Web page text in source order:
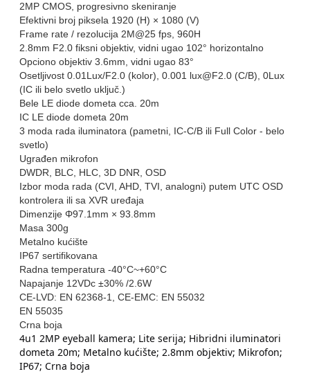
2MP CMOS, progresivno skeniranje
Efektivni broj piksela 1920 (H) × 1080 (V)
Frame rate / rezolucija 2M@25 fps, 960H
2.8mm F2.0 fiksni objektiv, vidni ugao 102° horizontalno
Opciono objektiv 3.6mm, vidni ugao 83°
Osetljivost 0.01Lux/F2.0 (kolor), 0.001 lux@F2.0 (C/B), 0Lux
(IC ili belo svetlo uključ.)
Bele LE diode dometa cca. 20m
IC LE diode dometa 20m
3 moda rada iluminatora (pametni, IC-C/B ili Full Color - belo
svetlo)
Ugrađen mikrofon
DWDR, BLC, HLC, 3D DNR, OSD
Izbor moda rada (CVI, AHD, TVI, analogni) putem UTC OSD
kontrolera ili sa XVR uređaja
Dimenzije Φ97.1mm × 93.8mm
Masa 300g
Metalno kućište
IP67 sertifikovana
Radna temperatura -40°C~+60°C
Napajanje 12VDc ±30% /2.6W
CE-LVD: EN 62368-1, CE-EMC: EN 55032
EN 55035
Crna boja
4u1 2MP eyeball kamera; Lite serija; Hibridni iluminatori
dometa 20m; Metalno kućište; 2.8mm objektiv; Mikrofon;
IP67; Crna boja